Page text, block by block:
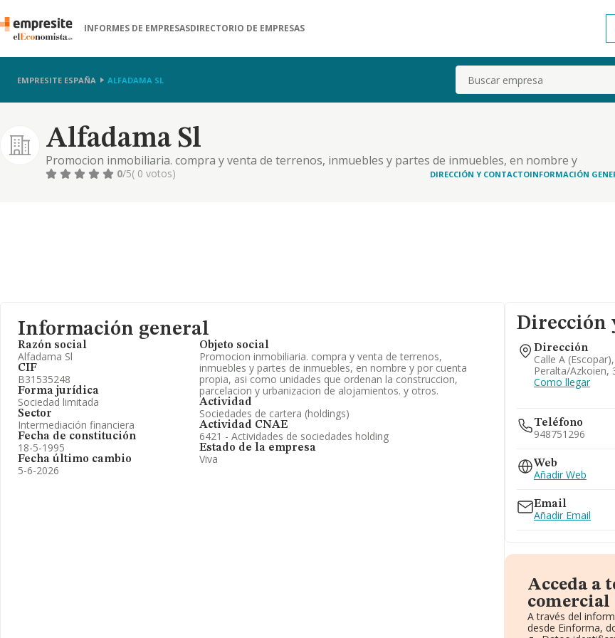
INFORMES DE EMPRESASDIRECTORIO DE EMPRESAS
EMPRESITE ESPAÑA ALFADAMA SL Buscar
Alfadama Sl
Promocion inmobiliaria. compra y venta de terrenos, inmuebles y partes de inmuebles, en nombre y
por cuenta propia, asi como unidades que ordenan la construccion, parcelacion y urbanizacion de
0/5( 0 votos) DIRECCIÓN Y CONTACTOINFORMACIÓN
Información general
Razón social
Alfadama Sl
CIF
B31535248
Forma jurídica
Sociedad limitada
Sector
Intermediación financiera
Fecha de constitución
18-5-1995
Fecha último cambio
5-6-2026
Objeto social
Promocion inmobiliaria. compra y venta de terrenos,
inmuebles y partes de inmuebles, en nombre y por cuenta
propia, asi como unidades que ordenan la construccion,
parcelacion y urbanizacion de alojamientos. y otros.
Actividad
Sociedades de cartera (holdings)
Actividad CNAE
6421 - Actividades de sociedades holding
Estado de la empresa
Viva
Dirección
Dirección
Calle A
Peralta/azkoien,
Como llegar
Teléfono
948751296
Web
Añadir Web
Email
Añadir Email
Acceda a
comercial
A través del
desde Einforma,